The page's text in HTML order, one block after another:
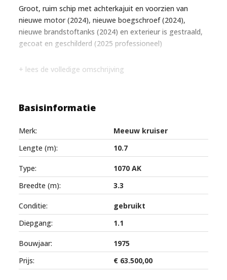
Groot, ruim schip met achterkajuit en voorzien van
nieuwe motor (2024), nieuwe boegschroef (2024),
nieuwe brandstoftanks (2024) en exterieur is gestraald,
gecoat en geschilderd (2025 professioneel)
+ lees de volledige omschrijving
Basisinformatie
Merk:
Meeuw kruiser
Lengte (m):
10.7
Type:
1070 AK
Breedte (m):
3.3
Conditie:
gebruikt
Diepgang:
1.1
Bouwjaar:
1975
Prijs:
€ 63.500,00